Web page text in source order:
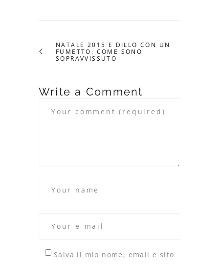
NATALE 2015 E DILLO CON UN
FUMETTO: COME SONO
SOPRAVVISSUTO
Write a Comment
Salva il mio nome, email e sito